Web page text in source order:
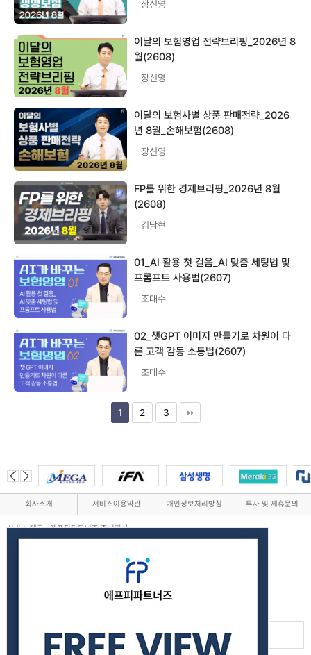
장신영
이달의 보험영업 전략브리핑_2026년 8
월(2608)
장신영
이달의 보험사별 상품 판매전략_2026
년 8월_손해보험(2608)
장신영
FP를 위한 경제브리핑_2026년 8월
(2608)
김낙현
01_AI 활용 첫 걸음_AI 맞춤 세팅법 및
프롬프트 사용법(2607)
조대수
02_챗GPT 이미지 만들기로 차원이 다
른 고객 감동 소통법(2607)
조대수
1 2 3
회사소개 서비스이용약관 개인정보처리방침 투자 및 제휴문의
서비스 제공 : 에프피파트너즈 주식회사
서울특별시 강남구 테헤란로82길 15, 503호(대치동, 디아이타워)
고객센터 : 대표 02-525-1686
에프피파트너즈 주식회사.All rights reserved.
PC 버전으로 보기